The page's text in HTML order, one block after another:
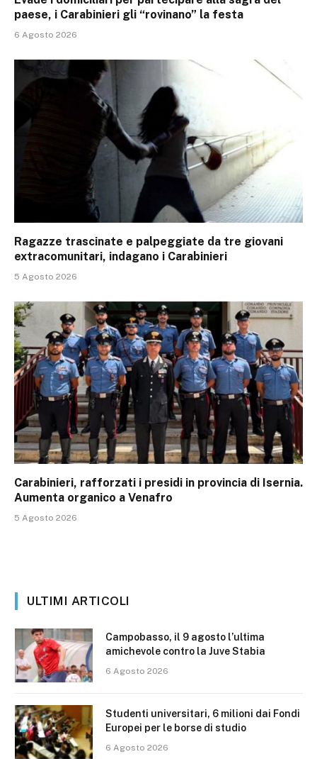
paese, i Carabinieri gli “rovinano” la festa
6 Agosto 2026
Ragazze trascinate e palpeggiate da tre giovani
extracomunitari, indagano i Carabinieri
5 Agosto 2026
Carabinieri, rafforzati i presidi in provincia di Isernia.
Aumenta organico a Venafro
5 Agosto 2026
ULTIMI ARTICOLI
Campobasso, il 9 agosto l’ultima
amichevole contro la Juve Stabia
6 Agosto 2026
Studenti universitari, 6 milioni dai Fondi
Europei per le borse di studio
6 Agosto 2026